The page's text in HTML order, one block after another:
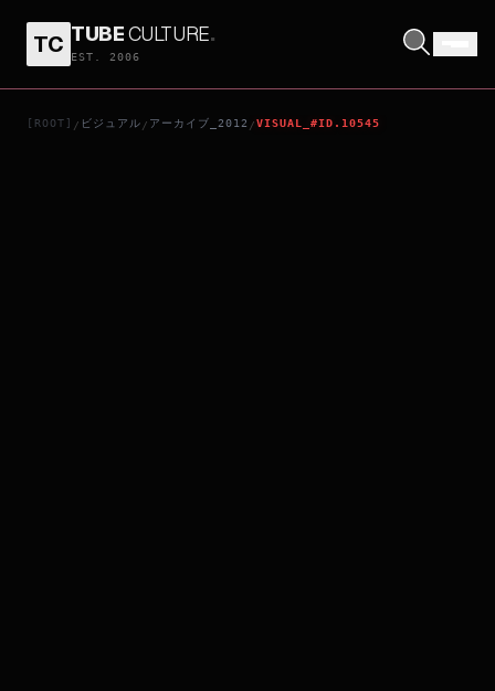
TC TUBECULTURE.
EST. 2006
[ROOT] / ビジュアル / アーカイブ_2012 /VISUAL_#ID.10545
MEKONG HOTEL